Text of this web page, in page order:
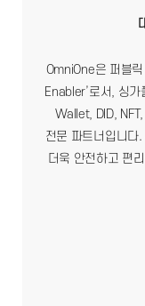
OmniOne은 퍼블
Enabler’로서, 싱
Wallet, DID,
전문 파트너입니다
더욱 안전하고 편